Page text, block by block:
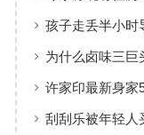
子
孩子走丢半小时
业者是转型入局
为什么卤味三巨
悄然改变
许家印最新身家
刮刮乐被年轻人